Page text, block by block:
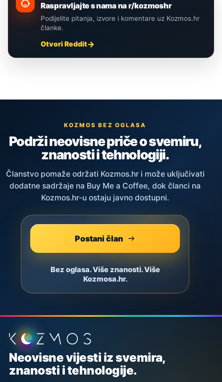
Raspravljajte s nama na r/kozmoshr
Podijelite pitanja, izvore i komentare uz Kozmos.hr
članke.
Otvori Reddit
KOZMOS BEZ OGLASA
Podrži neovisne priče o svemiru,
znanosti i tehnologiji.
Članstvo pomaže održati Kozmos.hr i može uključivati
dodatne sadržaje na Buy Me a Coffee, dok članci na
Kozmos.hr-u ostaju javno dostupni.
Postani član
Bez oglasa. Više znanosti. Više
Kozmosa.hr.
Podnožje stranice
Neovisne vijesti iz svemira,
znanosti i tehnologije.